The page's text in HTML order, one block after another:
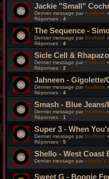
Jackie "Small"
Dernier message par fredfunk «
Réponses : 4
The Sequence -
Dernier message parfredfunk «
Réponses : 4
Sicle Cell &
Dernier message par fredfunk «
Réponses : 2
Jahneen - Gigolette/
Dernier message parfredfunk «
Réponses : 4
Smash - Blue Jeans/
Dernier message par fredfunk «
Réponses : 1
Super 3 - When
Dernier message parfredfunk «
Réponses : 5
Shello - West Coast
Dernier message par charlie's
Sweet G - Boogie